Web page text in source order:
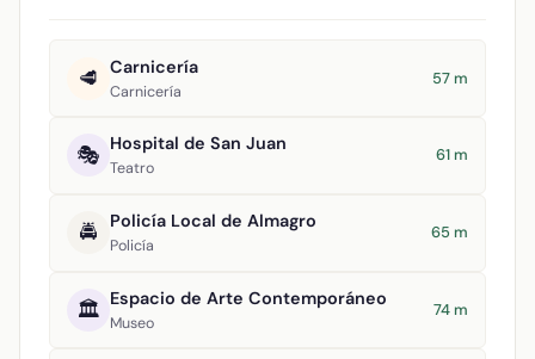
🥩 Carnicería
Carnicería
57 m
🎭 Hospital de San Juan
Teatro
61 m
🚔 Policía Local de Almagro
Policía
65 m
🏛️ Espacio de Arte Contemporáneo
Museo
74 m